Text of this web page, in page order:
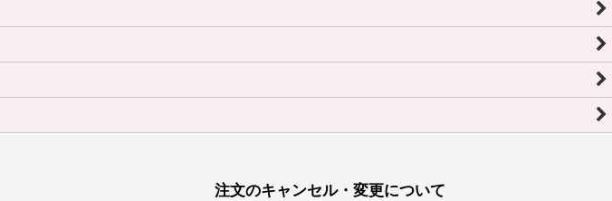
注文のキャンセル・変更について